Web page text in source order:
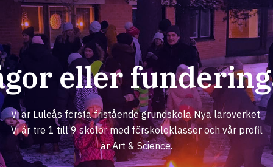
eller
Vi är Luleås första fristående grundskola Nya läroverket.
Vi är tre 1 till 9 skolor med förskoleklasser och vår profil
är Art & Science.